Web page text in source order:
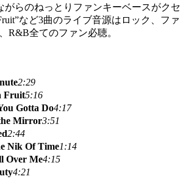
がらのねっとりファンキーベースがクセ
など3曲のライブ音源はロック、ファ
R&B全てのファン必聴。
2:29
Fruit5:16
Gotta Do4:17
Mirror3:51
2:44
Nik Of Time1:14
Over Me4:15
4:21